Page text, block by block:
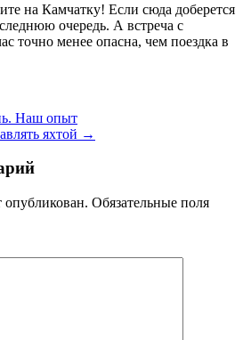
на Камчатку! Если сюда доберется
очередь. А встреча с
точно менее опасна, чем поездка в
Наш опыт
яхтой →
опубликован. Обязательные поля